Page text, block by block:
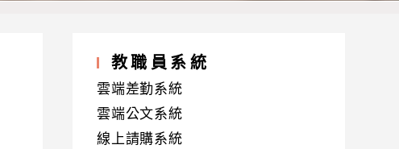
教職員系統
雲端差勤系統
雲端公文系統
線上請購系統